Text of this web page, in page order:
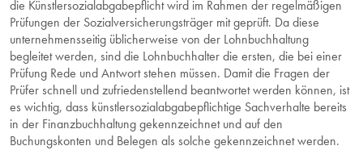
die Künstlersozialabgabepflicht wird im Rahmen der regelmäßigen
Prüfungen der Sozialversicherungsträger mit geprüft. Da diese
unternehmensseitig üblicherweise von der Lohnbuchhaltung
begleitet werden, sind die Lohnbuchhalter die ersten, die bei einer
Prüfung Rede und Antwort stehen müssen. Damit die Fragen der
Prüfer schnell und zufriedenstellend beantwortet werden können, ist
es wichtig, dass künstlersozialabgabepflichtige Sachverhalte bereits
in der Finanzbuchhaltung gekennzeichnet und auf den
Buchungskonten und Belegen als solche gekennzeichnet werden.